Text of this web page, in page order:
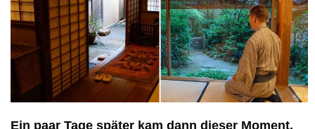
Ein paar Tage später kam dann dieser Moment.